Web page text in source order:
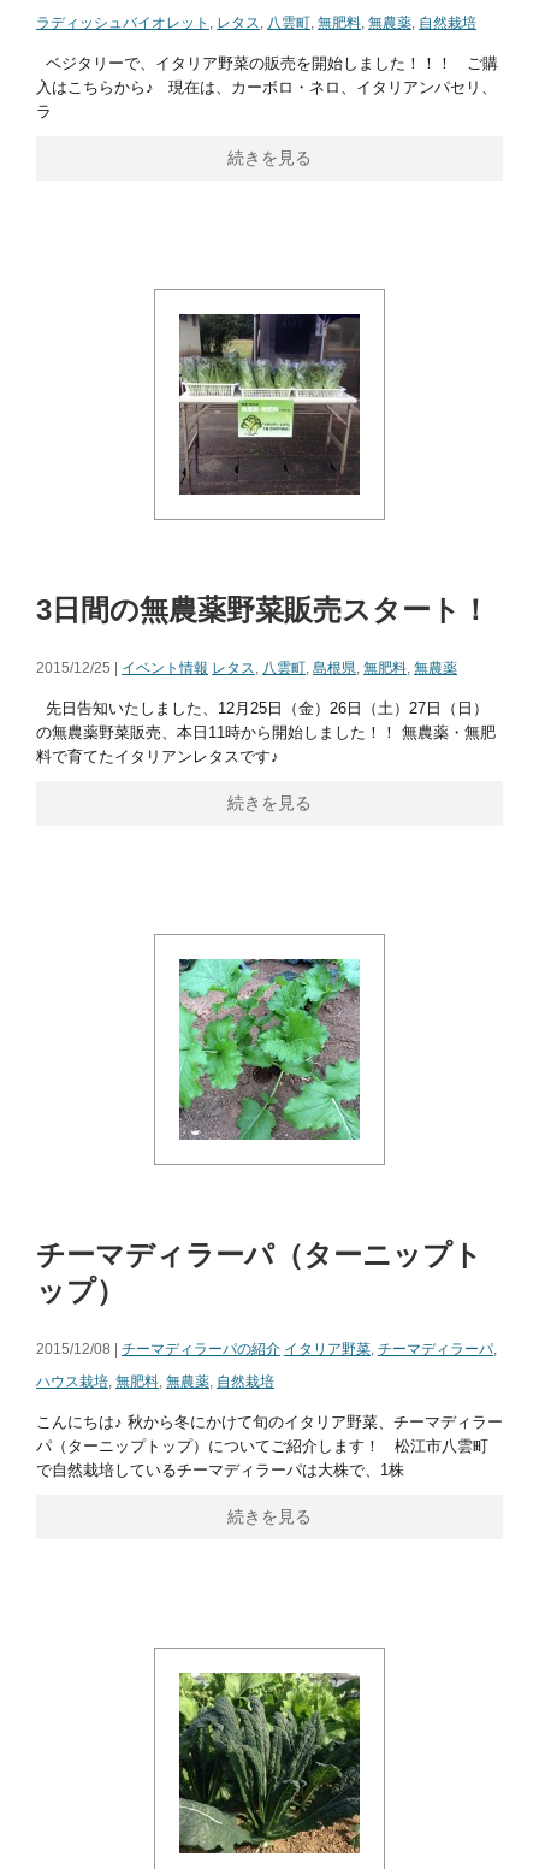
ラディッシュバイオレット , レタス, 八雲町, 無肥料, 無農薬, 自然栽培
ベジタリーで、イタリア野菜の販売を開始しました！！！ ご購
入はこちらから♪ 現在は、カーボロ・ネロ、イタリアンパセリ、
ラ
続きを見る
3日間の無農薬野菜販売スタート！
2015/12/25 | イベント情報 レタス, 八雲町, 島根県, 無肥料, 無農薬
先日告知いたしました、12月25日（金）26日（土）27日（日）
の無農薬野菜販売、本日11時から開始しました！！ 無農薬・無肥
料で育てたイタリアンレタスです♪
続きを見る
チーマディラーパ（ターニップト
ップ）
2015/12/08 | チーマディラーパの紹介 イタリア野菜, チーマディラーパ,
ハウス栽培, 無肥料, 無農薬, 自然栽培
こんにちは♪ 秋から冬にかけて旬のイタリア野菜、チーマディラー
パ（ターニップトップ）についてご紹介します！ 松江市八雲町
で自然栽培しているチーマディラーパは大株で、1株
続きを見る